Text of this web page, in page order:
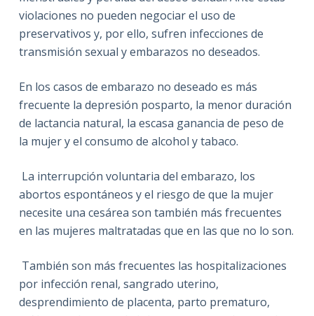
violaciones no pueden negociar el uso de
preservativos y, por ello, sufren infecciones de
transmisión sexual y embarazos no deseados.
En los casos de embarazo no deseado es más
frecuente la depresión posparto, la menor duración
de lactancia natural, la escasa ganancia de peso de
la mujer y el consumo de alcohol y tabaco.
La interrupción voluntaria del embarazo, los
abortos espontáneos y el riesgo de que la mujer
necesite una cesárea son también más frecuentes
en las mujeres maltratadas que en las que no lo son.
También son más frecuentes las hospitalizaciones
por infección renal, sangrado uterino,
desprendimiento de placenta, parto prematuro,